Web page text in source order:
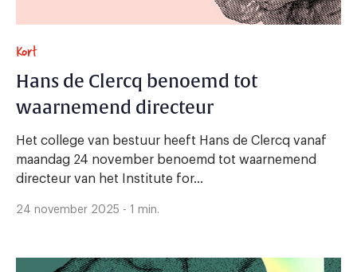
Kort
Hans de Clercq benoemd tot
waarnemend directeur
Het college van bestuur heeft Hans de Clercq vanaf
maandag 24 november benoemd tot waarnemend
directeur van het Institute for...
24 november 2025 - 1 min.